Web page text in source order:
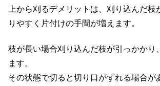
上から刈るデメリットは、刈り込んだ枝
りやすく片付けの手間が増えます。
枝が長い場合刈り込んだ枝が引っかかり
ます。
その状態で切ると切り口がずれる場合が